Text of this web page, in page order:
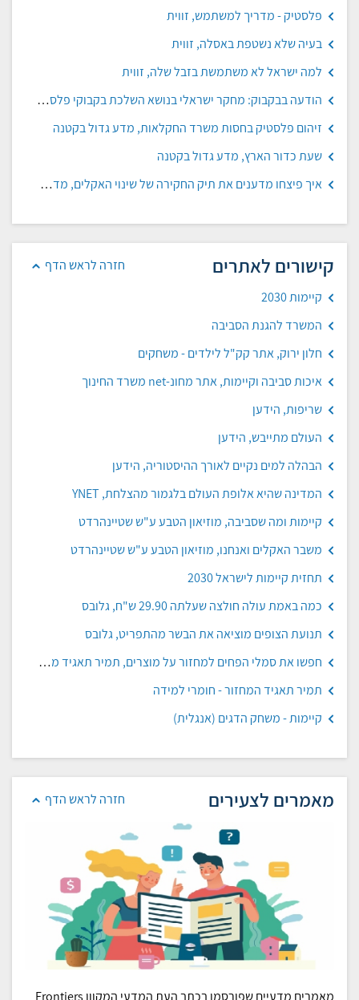
פלסטיק - מדריך למשתמש, זווית
בעיה שלא נשטפת באסלה, זווית
למה ישראל לא משתמשת בזבל שלה, זווית
הודעה בבקבוק: מחקר ישראלי בנושא השלכת בקבוקי פלסטיק לים
זיהום פלסטיק בחסות משרד החקלאות, מדע גדול בקטנה
שעת כדור הארץ, מדע גדול בקטנה
איך פיצחו מדענים את תיק החקירה של שינוי האקלים, מדע גדול בקטנה
חזרה לראש הדף קישורים לאתרים
קיימות 2030
המשרד להגנת הסביבה
חלון ירוק, אתר קק"ל לילדים - משחקים
איכות סביבה וקיימות, אתר מחונ-net משרד החינוך
שריפות, הידען
העולם מתייבש, הידען
הבהלה למים נקיים לאורך ההיסטוריה, הידען
המדינה שהיא אלופת העולם בלגמור מהצלחת, YNET
קיימות ומה שסביבה, מוזיאון הטבע ע"ש שטיינהרדט
משבר האקלים ואנחנו, מוזיאון הטבע ע"ש שטיינהרדט
תחזית קיימות לישראל 2030
כמה באמת עולה חולצה שעלתה 29.90 ש"ח, גלובס
תנועת הצופים מוציאה את הבשר מהתפריט, גלובס
חפשו את סמלי הפחים למחזור על מוצרים, תמיר תאגיד מחזור
תמיר תאגיד המחזור - חומרי למידה
קיימות - משחק הדגים (אנגלית)
חזרה לראש הדף מאמרים לצעירים
מאמרים מדעיים שפורסמו בכתב העת המדעי המקוון Frontiers